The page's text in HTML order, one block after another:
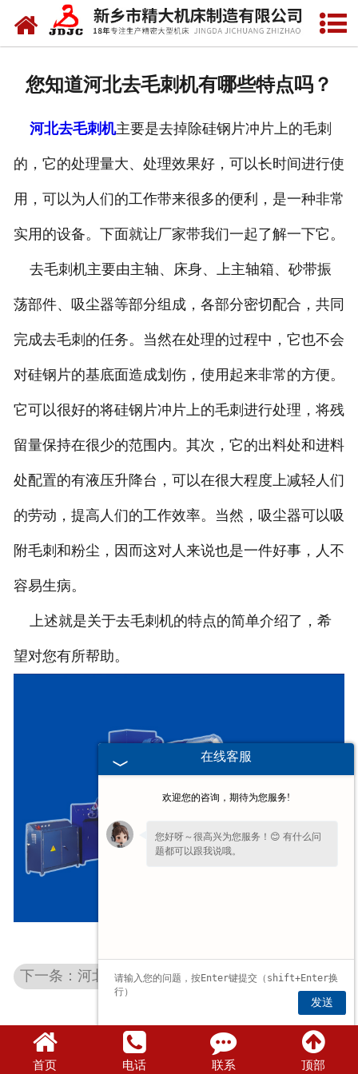
网站首页
视频中心
联系我们
您知道河北去毛刺机有哪些特点吗？
河北去毛刺机主要是去掉除硅钢片冲片上的毛刺
的，它的处理量大、处理效果好，可以长时间进行使
用，可以为人们的工作带来很多的便利，是一种非常
实用的设备。下面就让厂家带我们一起了解一下它。
去毛刺机主要由主轴、床身、上主轴箱、砂带振
荡部件、吸尘器等部分组成，各部分密切配合，共同
完成去毛刺的任务。当然在处理的过程中，它也不会
对硅钢片的基底面造成划伤，使用起来非常的方便。
它可以很好的将硅钢片冲片上的毛刺进行处理，将残
留量保持在很少的范围内。其次，它的出料处和进料
处配置的有液压升降台，可以在很大程度上减轻人们
的劳动，提高人们的工作效率。当然，吸尘器可以吸
附毛刺和粉尘，因而这对人来说也是一件好事，人不
容易生病。
上述就是关于去毛刺机的特点的简单介绍了，希
望对您有所帮助。
下一条：河北去毛刺机是怎么去掉毛刺的呢？
首页 电话 联系 顶部
豫公网安备 41070202001732号
在线客服
欢迎您的咨询，期待为您服务!
您好呀～很高兴为您服务！😊 有什么问
题都可以跟我说哦。
发送